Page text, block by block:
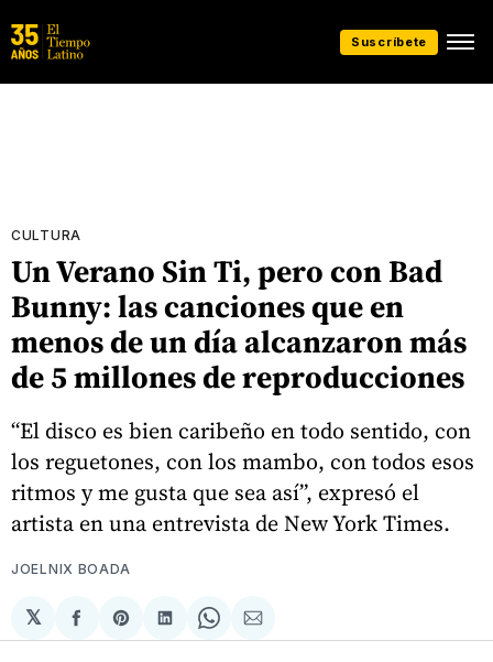
Suscríbete
CULTURA
Un Verano Sin Ti, pero con Bad
Bunny: las canciones que en
menos de un día alcanzaron más
de 5 millones de reproducciones
“El disco es bien caribeño en todo sentido, con
los reguetones, con los mambo, con todos esos
ritmos y me gusta que sea así”, expresó el
artista en una entrevista de New York Times.
JOELNIX BOADA
𝕏
Compartir
en
Share
on
Compartir
en
Share
on
Compartir
via